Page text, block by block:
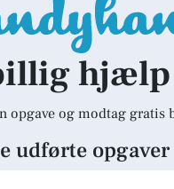
hjælp
opgave og modtag gratis
udførte opgaver